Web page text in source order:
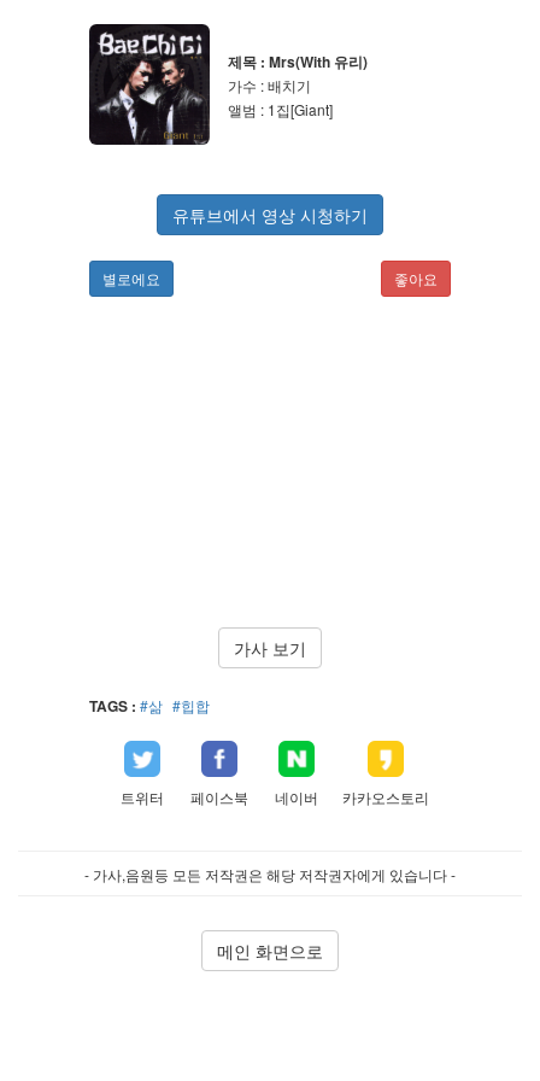
제목 : Mrs(With 유리)
가수 : 배치기
앨범 : 1집[Giant]
유튜브에서 영상 시청하기
별로에요 좋아요
가사 보기
TAGS : #삶 #힙합
트위터 페이스북 네이버 카카오스토리
- 가사,음원등 모든 저작권은 해당 저작권자에게 있습니다 -
메인 화면으로